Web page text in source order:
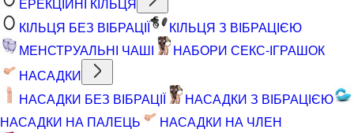
ЕРЕКЦІЙНІ КІЛЬЦЯ
КІЛЬЦЯ БЕЗ ВІБРАЦІЇ
КІЛЬЦЯ З ВІБРАЦІЄЮ
МЕНСТРУАЛЬНІ ЧАШІ
НАБОРИ СЕКС-ІГРАШОК
НАСАДКИ
НАСАДКИ БЕЗ ВІБРАЦІЇ
НАСАДКИ З ВІБРАЦІЄЮ
НАСАДКИ НА ПАЛЕЦЬ
НАСАДКИ НА ЧЛЕН